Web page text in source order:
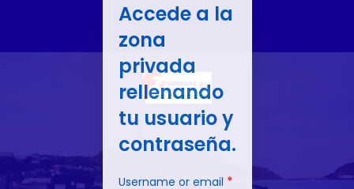
Accede a la
zona
privada
rellenando
tu usuario y
contraseña.
Username or email *